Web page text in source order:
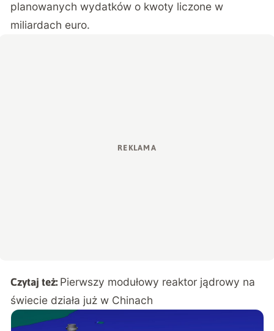
planowanych wydatków o kwoty liczone w
miliardach euro.
Czytaj też: Pierwszy modułowy reaktor jądrowy na
świecie działa już w Chinach